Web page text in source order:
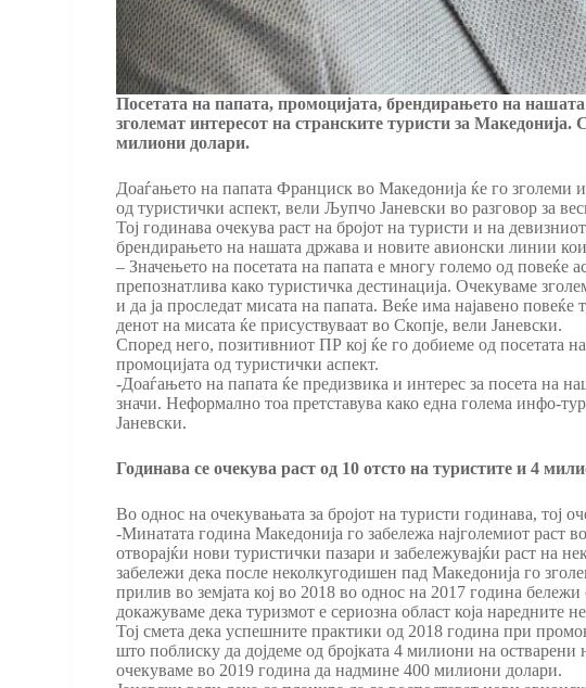
Посетата на папата, промоцијата, брендирањето на
зголемат интересот на странските туристи за
милиони долари.
Доаѓањето на папата Франциск во Македонија ќе го зголеми
од туристички аспект, вели Љупчо Јаневски во разговор за
Тој годинава очекува раст на бројот на туристи и на
брендирањето на нашата држава и новите авионски линии
– Значењето на посетата на папата е многу големо од повеќе
препознатлива како туристичка дестинација. Очекуваме
и да ја проследат мисата на папата. Веќе има најавено
денот на мисата ќе присуствуваат во Скопје, вели Јаневски.
Според него, позитивниот ПР кој ќе го добиеме од посетата
промоцијата од туристички аспект.
-Доаѓањето на папата ќе предизвика и интерес за посета на
значи. Неформално тоа претставува како една голема инфо-
Јаневски.
Годинава се очекува раст од 10 отсто на туристите и 4
Во однос на очекувањата за бројот на туристи годинава, тој
-Минатата година Македонија го забележа најголемиот раст
отворајќи нови туристички пазари и забележувајќи раст на
забележи дека после неколкугодишен пад Македонија го
прилив во земјата кој во 2018 во однос на 2017 година
докажуваме дека туризмот е сериозна област која наредните
Тој смета дека успешните практики од 2018 година при
што поблиску да дојдеме од бројката 4 милиони на
очекуваме во 2019 година да надмине 400 милиони долари.